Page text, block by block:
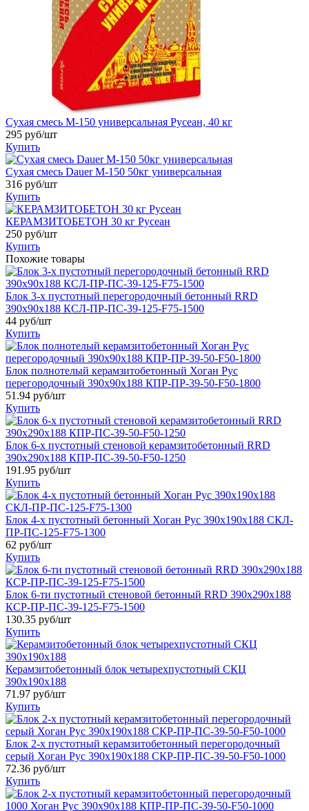
Сухая смесь М-150 универсальная Русеан, 40 кг
295 руб/шт
Купить
Сухая смесь Dauer М-150 50кг универсальная
316 руб/шт
Купить
КЕРАМЗИТОБЕТОН 30 кг Русеан
250 руб/шт
Купить
Похожие товары
Блок 3-х пустотный перегородочный бетонный RRD
390х90х188 КСЛ-ПР-ПС-39-125-F75-1500
44 руб/шт
Купить
Блок полнотелый керамзитобетонный Хоган Рус
перегородочный 390х90х188 КПР-ПР-39-50-F50-1800
51.94 руб/шт
Купить
Блок 6-х пустотный стеновой керамзитобетонный RRD
390х290х188 КПР-ПС-39-50-F50-1250
191.95 руб/шт
Купить
Блок 4-х пустотный бетонный Хоган Рус 390х190х188 СКЛ-
ПР-ПС-125-F75-1300
62 руб/шт
Купить
Блок 6-ти пустотный стеновой бетонный RRD 390х290х188
КСР-ПР-ПС-39-125-F75-1500
130.35 руб/шт
Купить
Керамзитобетонный блок четырехпустотный СКЦ
390х190х188
71.97 руб/шт
Купить
Блок 2-х пустотный керамзитобетонный перегородочный
серый Хоган Рус 390х190х188 СКР-ПР-ПС-39-50-F50-1000
72.36 руб/шт
Купить